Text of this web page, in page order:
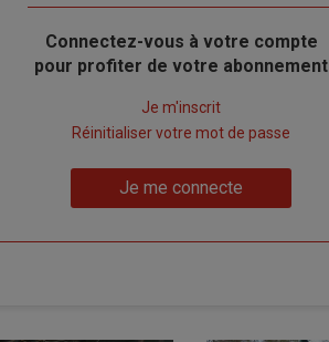
Body
Connectez-vous à votre compte
pour profiter de votre abonnement
compte"
Je m'inscrit
Réinitialiser votre mot de passe
Je me connecte